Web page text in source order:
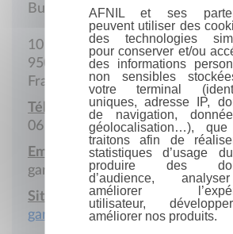
Bureau
10 Rue de la Cité
95000 Cergy
France
Téléphone portable :
06 13 19 72 42
Email :
garance.dejorna@gmail.com
Site Internet :
garancedejorna.com
AFNIL et ses
peuvent utiliser des
des technologies
pour conserver et/ou
des informations
non sensibles
votre terminal
uniques, adresse IP,
de navigation,
géolocalisation…),
traitons afin de
statistiques d’usage
produire des
d’audience,
améliorer
utilisateur,
améliorer nos produits.